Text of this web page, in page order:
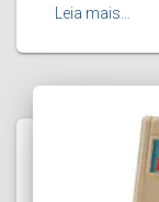
Leia mais…